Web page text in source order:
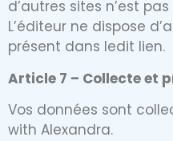
d’autres sites n’est
L’éditeur ne dispose
présent dans ledit lien.
Article 7 – Collecte et
Vos données sont
with Alexandra.